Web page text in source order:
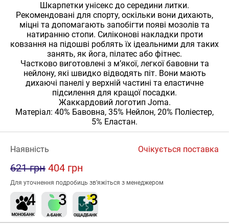
Шкарпетки унісекс до середини литки.
Рекомендовані для спорту, оскільки вони дихають,
міцні та допомагають запобігти появі мозолів та
натиранню стопи. Силіконові накладки проти
ковзання на підошві роблять їх ідеальними для таких
занять, як йога, пілатес або фітнес.
Частково виготовлені з м’якої, легкої бавовни та
нейлону, які швидко відводять піт. Вони мають
дихаючі панелі у верхній частині та еластичне
підсилення для кращої посадки.
Жаккардовий логотип Joma.
Матеріал: 40% Бавовна, 35% Нейлон, 20% Поліестер,
5% Еластан.
Наявність Очікується поставка
621 грн 404 грн
Для уточнення подробиць зв’яжіться з менеджером